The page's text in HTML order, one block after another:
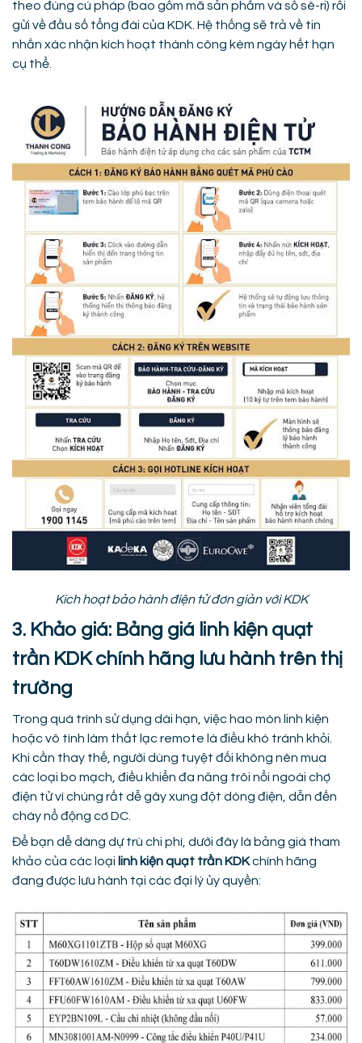
theo đúng cú pháp (bao gồm mã sản phẩm và số sê-ri) rồi
gửi về đầu số tổng đài của KDK. Hệ thống sẽ trả về tin
nhắn xác nhận kích hoạt thành công kèm ngày hết hạn
cụ thể.
Kích hoạt bảo hành điện tử đơn giản với KDK
3. Khảo giá: Bảng giá linh kiện quạt
trần KDK chính hãng lưu hành trên thị
trường
Trong quá trình sử dụng dài hạn, việc hao mòn linh kiện
hoặc vô tình làm thất lạc remote là điều khó tránh khỏi.
Khi cần thay thế, người dùng tuyệt đối không nên mua
các loại bo mạch, điều khiển đa năng trôi nổi ngoài chợ
điện tử vì chúng rất dễ gây xung đột dòng điện, dẫn đến
cháy nổ động cơ DC.
Để bạn dễ dàng dự trù chi phí, dưới đây là bảng giá tham
khảo của các loại linh kiện quạt trần KDKchính hãng
đang được lưu hành tại các đại lý ủy quyền: